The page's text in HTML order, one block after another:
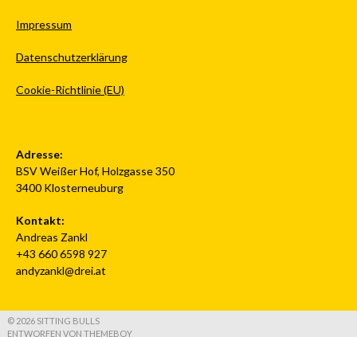
Impressum
Datenschutzerklärung
Cookie-Richtlinie (EU)
Adresse:
BSV Weißer Hof, Holzgasse 350
3400 Klosterneuburg
Kontakt:
Andreas Zankl
+43 660 6598 927
andyzankl@drei.at
© 2026 SITTING BULLS
ENTWORFEN VON THEMEBOY